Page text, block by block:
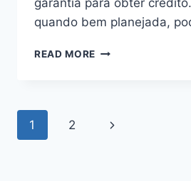
quando bem planejada,
READ MORE COMO
PARA
Page
1 2
Next